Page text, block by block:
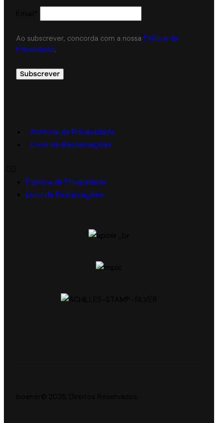
Ao subscrever, concorda com a nossa Política de
Privacidade.
Política de Privacidade
Livro de Reclamações
Política de Privacidade
Livro de Reclamações